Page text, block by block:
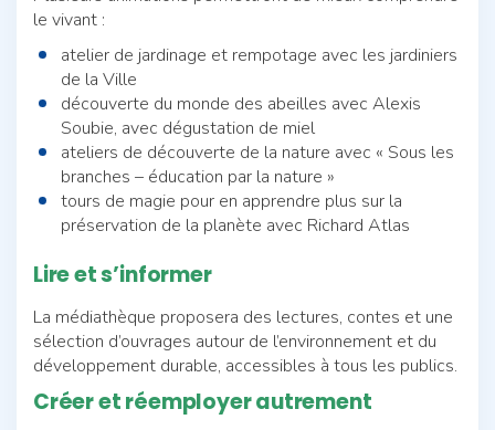
le vivant :
atelier de jardinage et rempotage avec les jardiniers
de la Ville
découverte du monde des abeilles avec Alexis
Soubie, avec dégustation de miel
ateliers de découverte de la nature avec « Sous les
branches – éducation par la nature »
tours de magie pour en apprendre plus sur la
préservation de la planète avec Richard Atlas
Lire et s’informer
La médiathèque proposera des lectures, contes et une
sélection d’ouvrages autour de l’environnement et du
développement durable, accessibles à tous les publics.
Créer et réemployer autrement